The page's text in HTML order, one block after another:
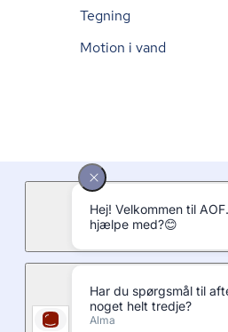
Tegning
Motion i vand
Lands­se­kre­ta­ri­at
Presserum